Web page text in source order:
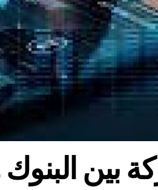
بين البنوك